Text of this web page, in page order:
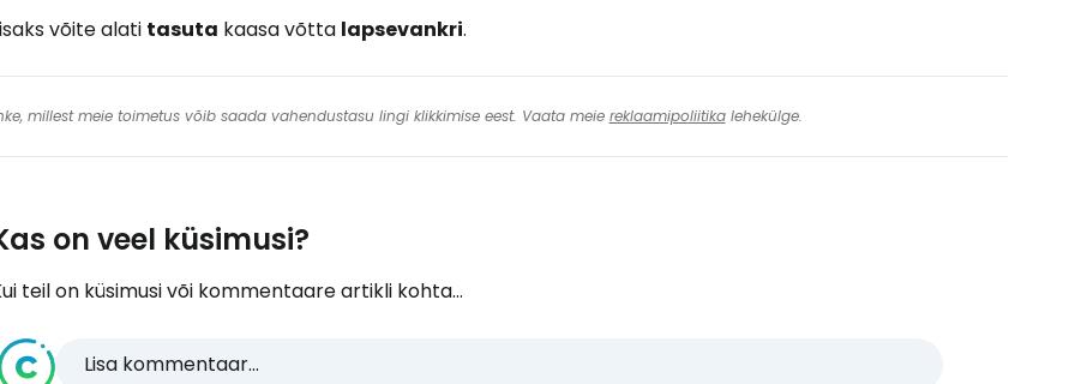
võite alati tasuta kaasa võtta lapsevankri.
millest meie toimetus võib saada vahendustasu lingi klikkimise eest. Vaata meie reklaamipoliitikalehekülge.
on veel küsimusi?
teil on küsimusi või kommentaare artikli kohta...
Lisa kommentaar...